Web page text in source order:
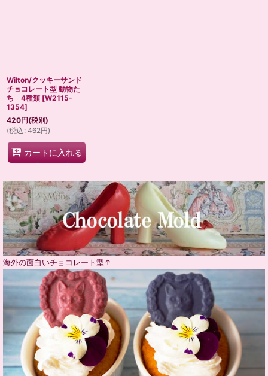
Wilton/クッキーサンド
チョコレート型 動物た
ち 4種類 [W2115-
1354]
420円(税別)
(税込 : 462円)
カートに入れる
海外の面白いチョコレート型↑